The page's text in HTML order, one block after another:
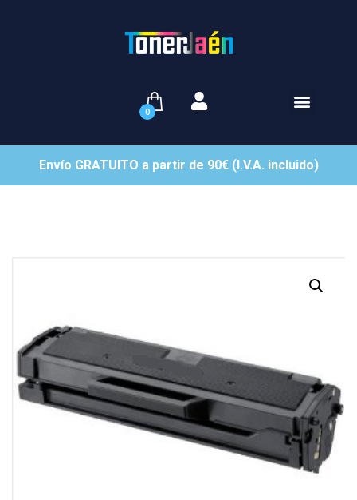
0
Envío GRATUITO a partir de 90€ (I.V.A. incluido)